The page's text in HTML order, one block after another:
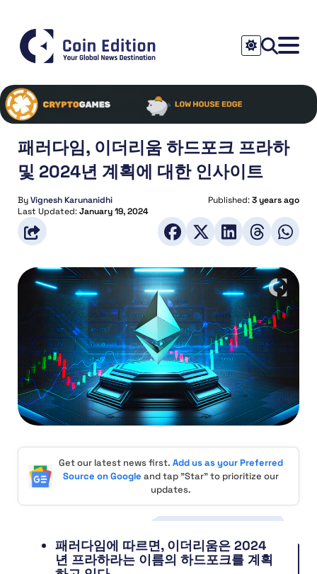
패러다임, 이더리움 하드포크 프라하
및 2024년 계획에 대한 인사이트
ByVignesh Karunanidhi Published:3 years ago
Last Updated:January 19, 2024
Get our latest news first. Add us as your Preferred
Source on Google and tap "Star" to prioritize our
updates.
패러다임에 따르면, 이더리움은 2024
년 프라하라는 이름의 하드포크를 계획